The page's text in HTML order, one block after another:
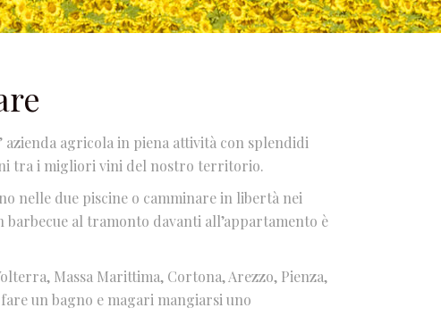
agricola in piena attività con splendidi
tra i migliori vini del nostro territorio.
nelle due piscine o camminare in libertà nei
al tramonto davanti all’appartamento è
Massa Marittima, Cortona, Arezzo, Pienza,
un bagno e magari mangiarsi uno